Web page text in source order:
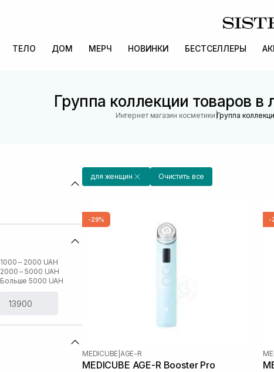
ТЕЛО ДОМ МЕРЧ НОВИНКИ БЕСТСЕЛЛЕРЫ
Группа коллекции товаров
Интернет магазин косметики |Группа
1000 – 2000 UAH
2000 – 5000 UAH
Больше 5000 UAH
для женщин Очистить все
-29%
MEDICUBE AGE-R
MEDICUBE AGE-R Booster Pro
-